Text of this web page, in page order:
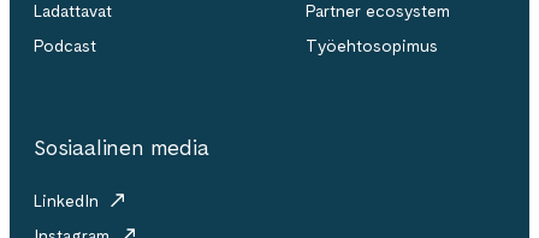
Ladattavat
Podcast
Partner ecosystem
Työehtosopimus
Sosiaalinen media
LinkedIn